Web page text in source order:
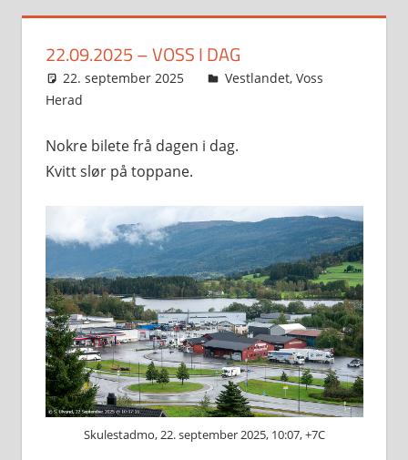
22.09.2025 – VOSS I DAG
22. september 2025 Svein
Vestlandet, Voss
Herad
Nokre bilete frå dagen i dag.
Kvitt slør på toppane.
Skulestadmo, 22. september 2025, 10:07, +7C